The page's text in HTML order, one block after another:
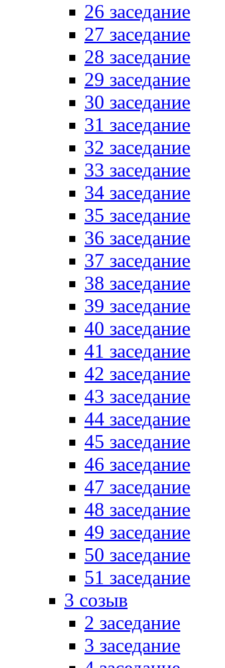
26 заседание
27 заседание
28 заседание
29 заседание
30 заседание
31 заседание
32 заседание
33 заседание
34 заседание
35 заседание
36 заседание
37 заседание
38 заседание
39 заседание
40 заседание
41 заседание
42 заседание
43 заседание
44 заседание
45 заседание
46 заседание
47 заседание
48 заседание
49 заседание
50 заседание
51 заседание
3 созыв
2 заседание
3 заседание